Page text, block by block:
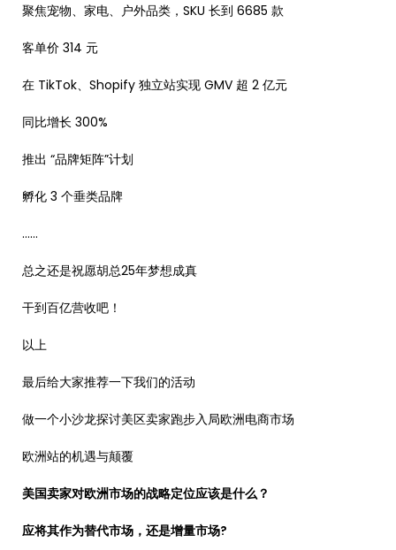
聚焦宠物、家电、户外品类，SKU 长到 6685 款
客单价 314 元
在 TikTok、Shopify 独立站实现 GMV 超 2 亿元
同比增长 300%
推出 “品牌矩阵”计划
孵化 3 个垂类品牌
……
总之还是祝愿胡总25年梦想成真
干到百亿营收吧！
以上
最后给大家推荐一下我们的活动
做一个小沙龙探讨美区卖家跑步入局欧洲电商市场
欧洲站的机遇与颠覆
美国卖家对欧洲市场的战略定位应该是什么？
应将其作为替代市场，还是增量市场?